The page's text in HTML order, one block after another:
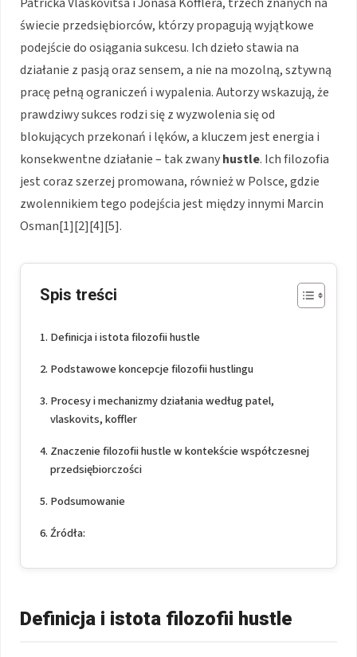
świecie przedsiębiorców, którzy propagują wyjątkowe
podejście do osiągania sukcesu. Ich dzieło stawia na
działanie z pasją oraz sensem, a nie na mozolną, sztywną
pracę pełną ograniczeń i wypalenia. Autorzy wskazują, że
prawdziwy sukces rodzi się z wyzwolenia się od
blokujących przekonań i lęków, a kluczem jest energia i
konsekwentne działanie – tak zwanyhustle. Ich filozofia
jest coraz szerzej promowana, również w Polsce, gdzie
zwolennikiem tego podejścia jest między innymi Marcin
Osman[1][2][4][5].
Spis treści
Definicja i istota filozofii hustle
Podstawowe koncepcje filozofii hustlingu
Procesy i mechanizmy działania według patel,
vlaskovits, koffler
Znaczenie filozofii hustle w kontekście współczesnej
przedsiębiorczości
Podsumowanie
Źródła:
Definicja i istota filozofii hustle